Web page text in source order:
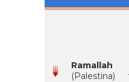
Ramallah
(Palestina)